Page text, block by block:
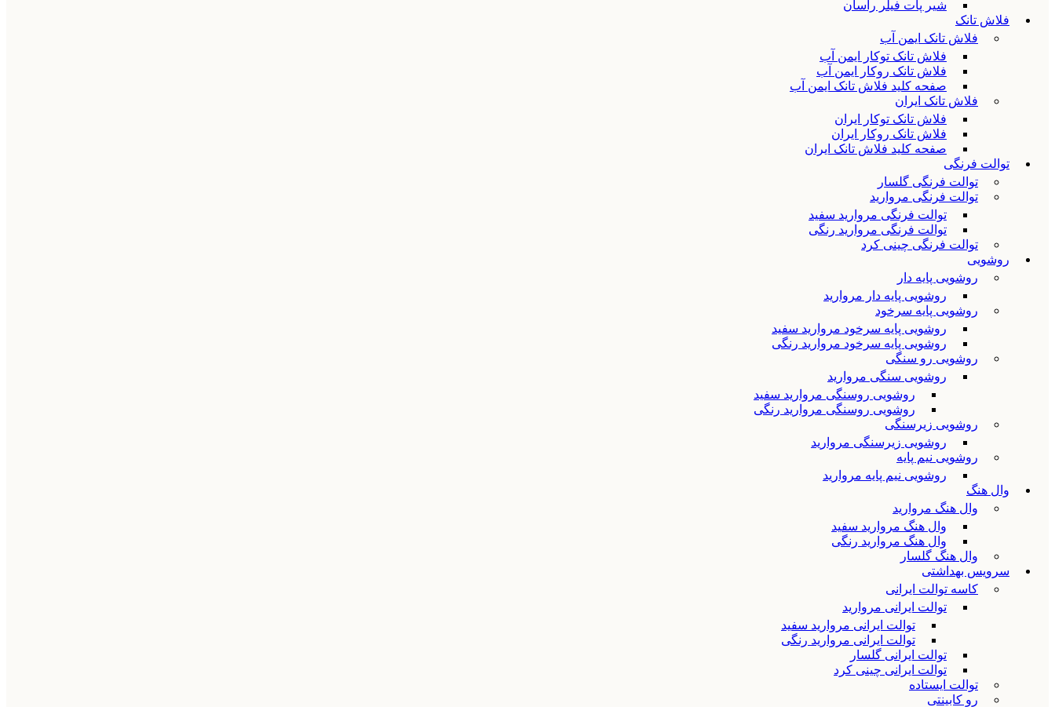
شیر پات فیلر راسان
فلاش تانک
فلاش تانک ایمن آب
فلاش تانک توکار ایمن آب
فلاش تانک روکار ایمن آب
صفحه کلید فلاش تانک ایمن آب
فلاش تانک ایران
فلاش تانک توکار ایران
فلاش تانک روکار ایران
صفحه کلید فلاش تانک ایران
توالت فرنگی
توالت فرنگی گلسار
توالت فرنگی مروارید
توالت فرنگی مروارید سفید
توالت فرنگی مروارید رنگی
توالت فرنگی چینی کرد
روشویی
روشویی پایه دار
روشویی پایه دار مروارید
روشویی پایه سرخود
روشویی پایه سرخود مروارید سفید
روشویی پایه سرخود مروارید رنگی
روشویی رو سنگی
روشویی سنگی مروارید
روشویی روسنگی مروارید سفید
روشویی روسنگی مروارید رنگی
روشویی زیرسنگی
روشویی زیرسنگی مروارید
روشویی نیم پایه
روشویی نیم پایه مروارید
وال هنگ
وال هنگ مروارید
وال هنگ مروارید سفید
وال هنگ مروارید رنگی
وال هنگ گلسار
سرویس بهداشتی
کاسه توالت ایرانی
توالت ایرانی مروارید
توالت ایرانی مروارید سفید
توالت ایرانی مروارید رنگی
توالت ایرانی گلسار
توالت ایرانی چینی کرد
توالت ایستاده
رو کابینتی